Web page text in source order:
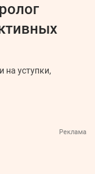
на уступки,
Реклама